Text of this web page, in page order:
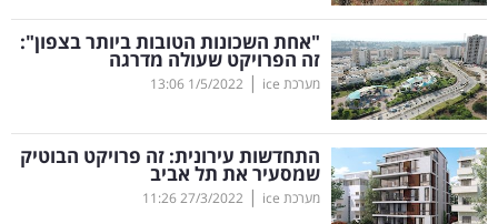
דעות
רכילות
עסקית
קריפטו
ויראלי
"אחת השכונות הטובות ביותר בצפון":
זה הפרויקט שעולה מדרגה
מערכת ice |
1/5/2022
13:06
התחדשות עירונית: זה פרויקט הבוטיק
שמסעיר את תל אביב
מערכת ice |
27/3/2022
11:26